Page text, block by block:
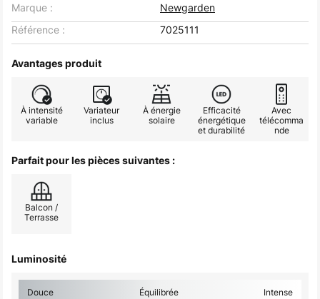
Marque :
Newgarden
Référence :
7025111
Avantages produit
À intensité
variable
Variateur
inclus
À énergie
solaire
Efficacité
énergétique
et durabilité
Avec
télécomma
nde
Parfait pour les pièces suivantes :
Balcon /
Terrasse
Luminosité
Douce Équilibrée Intense